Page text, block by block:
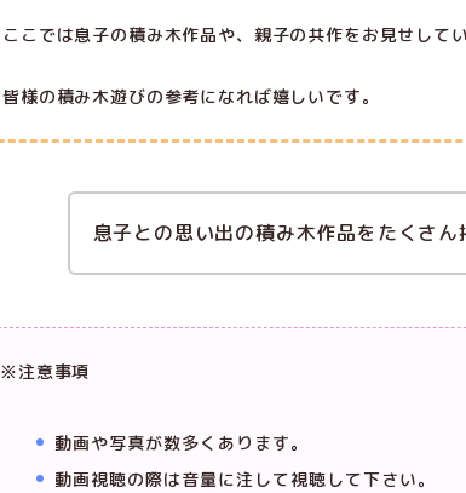
ここでは息子の積み木作品や、親子の共作をお見せして
皆様の積み木遊びの参考になれば嬉しいです。
息子との思い出の積み木作品をたくさん
※注意事項
動画や写真が数多くあります。
動画視聴の際は音量に注して視聴して下さい。